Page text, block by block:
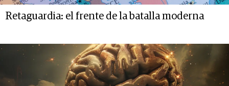
Retaguardia: el frente de la batalla moderna